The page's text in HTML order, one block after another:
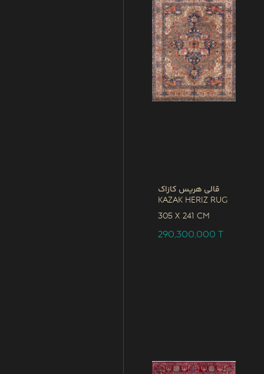
قالی هریس کازاک
Kazak Heriz Rug
305 x 241 CM
290,300,000T